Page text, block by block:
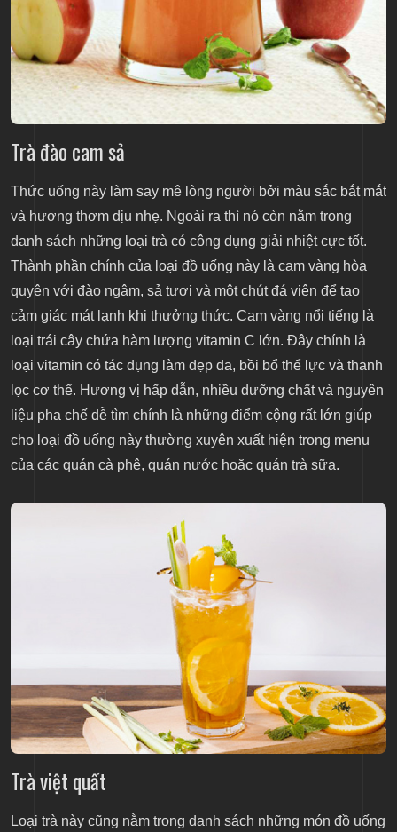
Trà đào cam sả
Thức uống này làm say mê lòng người bởi màu sắc bắt mắt
và hương thơm dịu nhẹ. Ngoài ra thì nó còn nằm trong
danh sách những loại trà có công dụng giải nhiệt cực tốt.
Thành phần chính của loại đồ uống này là cam vàng hòa
quyện với đào ngâm, sả tươi và một chút đá viên để tạo
cảm giác mát lạnh khi thưởng thức. Cam vàng nổi tiếng là
loại trái cây chứa hàm lượng vitamin C lớn. Đây chính là
loại vitamin có tác dụng làm đẹp da, bồi bổ thể lực và thanh
lọc cơ thể. Hương vị hấp dẫn, nhiều dưỡng chất và nguyên
liệu pha chế dễ tìm chính là những điểm cộng rất lớn giúp
cho loại đồ uống này thường xuyên xuất hiện trong menu
của các quán cà phê, quán nước hoặc quán trà sữa.
Trà việt quất
Loại trà này cũng nằm trong danh sách những món đồ uống